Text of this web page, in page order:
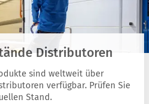
Distributoren
sind weltweit über
verfügbar. Prüfen Sie
Stand.